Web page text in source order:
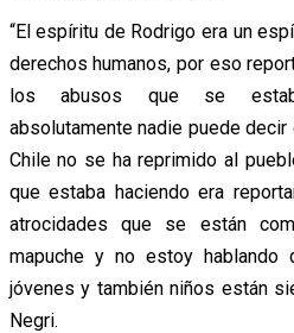
“El espíritu de Rodrigo era un
derechos humanos, por eso
los abusos que se
absolutamente nadie puede
Chile no se ha reprimido al
que estaba haciendo era
atrocidades que se están
mapuche y no estoy hablando
jóvenes y también niños están
Negri.